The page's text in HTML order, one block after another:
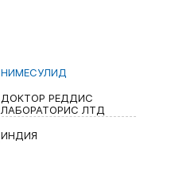
НИМЕСУЛИД
ДОКТОР РЕДДИС
ЛАБОРАТОРИС ЛТД
ИНДИЯ